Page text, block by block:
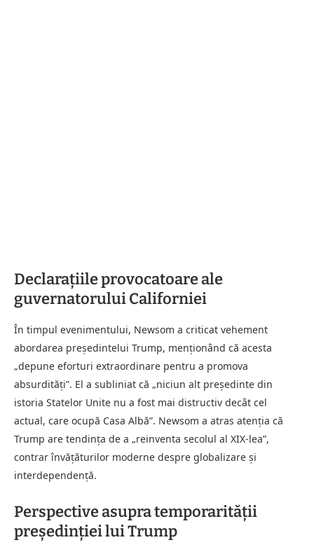
Declarațiile provocatoare ale
guvernatorului Californiei
În timpul evenimentului, Newsom a criticat vehement
abordarea președintelui Trump, menționând că acesta
„depune eforturi extraordinare pentru a promova
absurdități”. El a subliniat că „niciun alt președinte din
istoria Statelor Unite nu a fost mai distructiv decât cel
actual, care ocupă Casa Albă”. Newsom a atras atenția că
Trump are tendința de a „reinventa secolul al XIX-lea”,
contrar învățăturilor moderne despre globalizare și
interdependență.
Perspective asupra temporarității
președinției lui Trump